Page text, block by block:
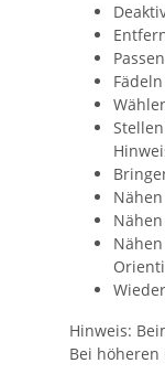
Hinweis:
Bei